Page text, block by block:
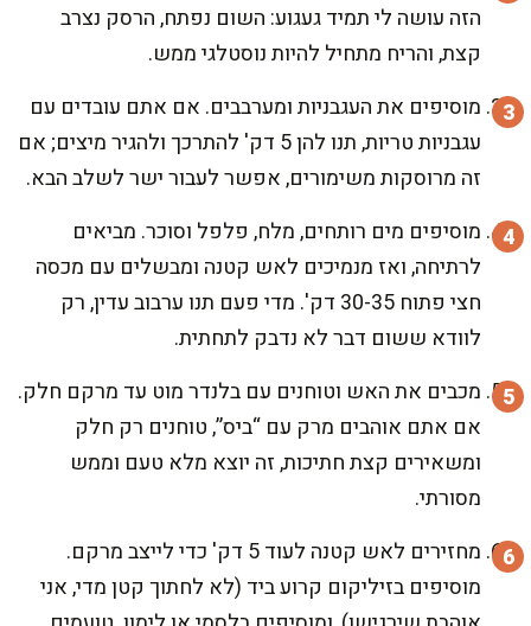
הזה עושה לי תמיד געגוע: השום נפתח, הרסק נצרב
קצת, והריח מתחיל להיות נוסטלגי ממש.
מוסיפים את העגבניות ומערבבים. אם אתם עובדים עם
עגבניות טריות, תנו להן 5 דק' להתרכך ולהגיר מיצים; אם
זה מרוסקות משימורים, אפשר לעבור ישר לשלב הבא.
מוסיפים מים רותחים, מלח, פלפל וסוכר. מביאים
לרתיחה, ואז מנמיכים לאש קטנה ומבשלים עם מכסה
חצי פתוח 30-35 דק'. מדי פעם תנו ערבוב עדין, רק
לוודא ששום דבר לא נדבק לתחתית.
מכבים את האש וטוחנים עם בלנדר מוט עד מרקם חלק.
אם אתם אוהבים מרק עם “ביס”, טוחנים רק חלק
ומשאירים קצת חתיכות, זה יוצא מלא טעם וממש
מסורתי.
מחזירים לאש קטנה לעוד 5 דק' כדי לייצב מרקם.
מוסיפים בזיליקום קרוע ביד (לא לחתוך קטן מדי, אני